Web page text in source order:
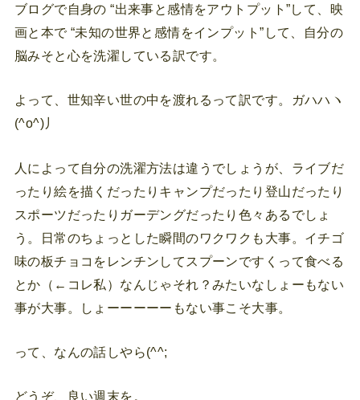
ブログで自身の “出来事と感情をアウトプット”して、映
画と本で “未知の世界と感情をインプット”して、自分の
脳みそと心を洗濯している訳です。
よって、世知辛い世の中を渡れるって訳です。ガハハヽ
(^o^)丿
人によって自分の洗濯方法は違うでしょうが、ライブだ
ったり絵を描くだったりキャンプだったり登山だったり
スポーツだったりガーデングだったり色々あるでしょ
う。日常のちょっとした瞬間のワクワクも大事。イチゴ
味の板チョコをレンチンしてスプーンですくって食べる
とか（←コレ私）なんじゃそれ？みたいなしょーもない
事が大事。しょーーーーーもない事こそ大事。
って、なんの話しやら(^^;
どうぞ、良い週末を。